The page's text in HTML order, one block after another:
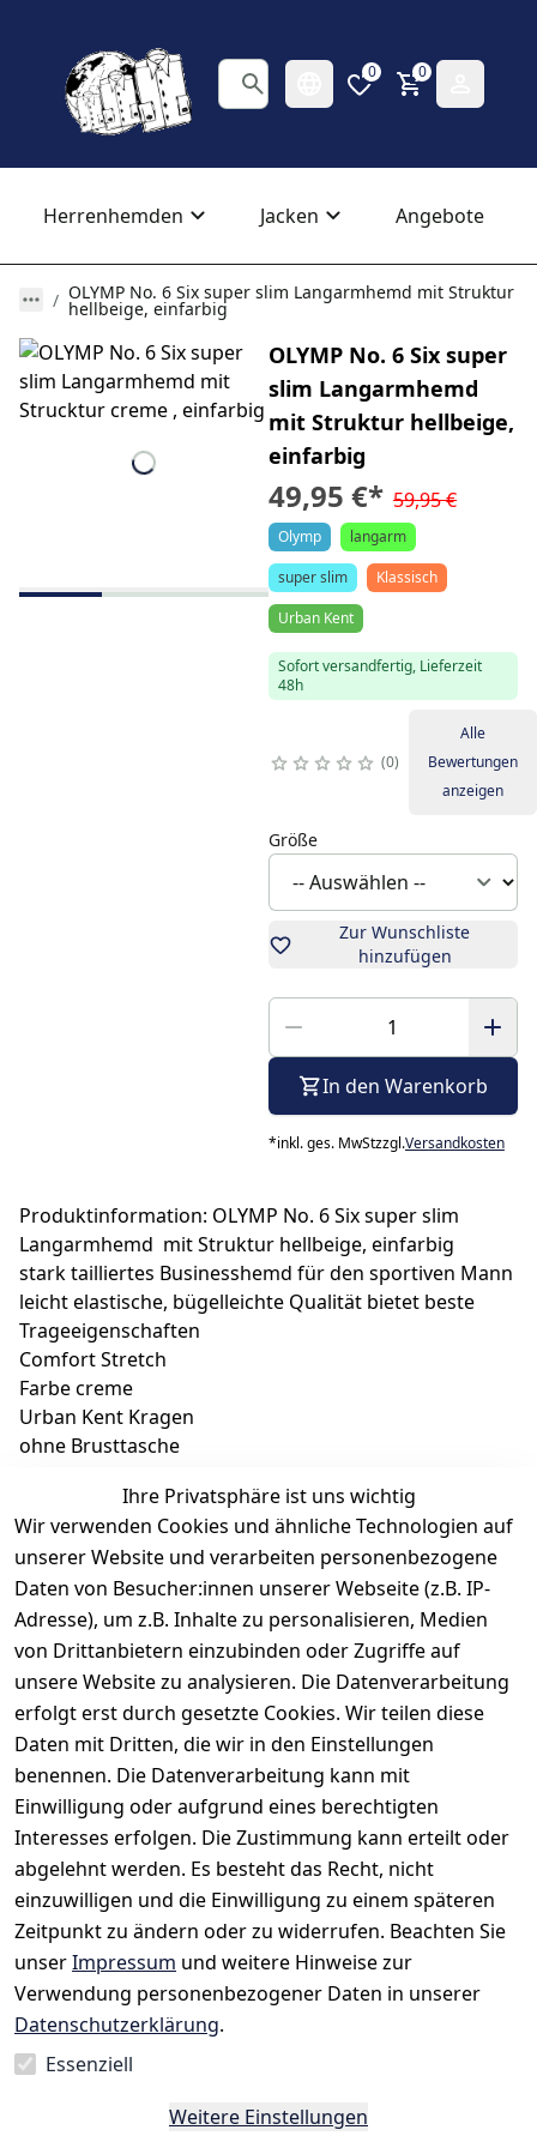
0 0
Herrenhemden Jacken Angebote
OLYMP No. 6 Six super slim Langarmhemd mit Struktur
hellbeige, einfarbig
OLYMP No. 6 Six super
slim Langarmhemd
mit Struktur hellbeige,
einfarbig
49,95 €* 59,95 €
Olymp
langarm
super slim
Klassisch
Urban Kent
Sofort versandfertig, Lieferzeit
48h
0
Alle
Bewertungen
anzeigen
Größe
Zur Wunschliste
hinzufügen
In den Warenkorb
*inkl. ges. MwStzzgl.Versandkosten
Produktinformation: OLYMP No. 6 Six super slim
Langarmhemd mit Struktur hellbeige, einfarbig
stark tailliertes Businesshemd für den sportiven Mann
leicht elastische, bügelleichte Qualität bietet beste
Trageeigenschaften
Comfort Stretch
Farbe creme
Urban Kent Kragen
ohne Brusttasche
schmale Knopfleiste
Abnäher im Rücken
Knopf am Ärmelschlitz
Ihre Privatsphäre ist uns wichtig
Wir verwenden Cookies und ähnliche Technologien auf
unserer Website und verarbeiten personenbezogene
Daten von Besucher:innen unserer Webseite (z.B. IP-
Adresse), um z.B. Inhalte zu personalisieren, Medien
von Drittanbietern einzubinden oder Zugriffe auf
unsere Website zu analysieren. Die Datenverarbeitung
erfolgt erst durch gesetzte Cookies. Wir teilen diese
Daten mit Dritten, die wir in den Einstellungen
benennen. Die Datenverarbeitung kann mit
Einwilligung oder aufgrund eines berechtigten
Interesses erfolgen. Die Zustimmung kann erteilt oder
abgelehnt werden. Es besteht das Recht, nicht
einzuwilligen und die Einwilligung zu einem späteren
Zeitpunkt zu ändern oder zu widerrufen. Beachten Sie
unserImpressum und weitere Hinweise zur
Verwendung personenbezogener Daten in unserer
Datenschutzerklärung.
Essenziell
Weitere Einstellungen
Rechtliches
AGB
Impressum
Datenschutze
rklärung
Widerrufsrec
ht
Kontakt
Kontakt
Registrieren